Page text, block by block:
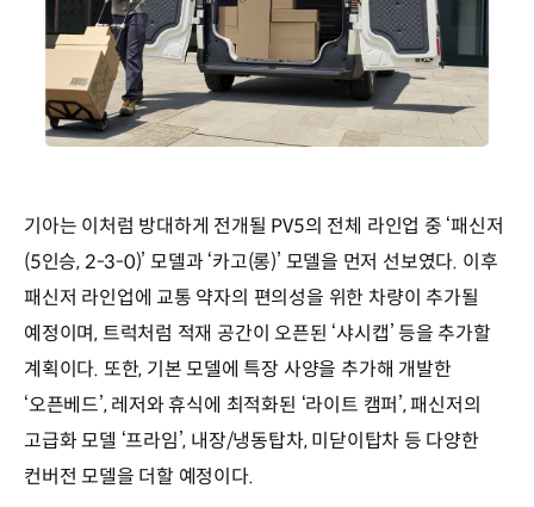
기아는 이처럼 방대하게 전개될 PV5의 전체 라인업 중 ‘패신저
(5인승, 2-3-0)’ 모델과 ‘카고(롱)’ 모델을 먼저 선보였다. 이후
패신저 라인업에 교통 약자의 편의성을 위한 차량이 추가될
예정이며, 트럭처럼 적재 공간이 오픈된 ‘샤시캡’ 등을 추가할
계획이다. 또한, 기본 모델에 특장 사양을 추가해 개발한
‘오픈베드’, 레저와 휴식에 최적화된 ‘라이트 캠퍼’, 패신저의
고급화 모델 ‘프라임’, 내장/냉동탑차, 미닫이탑차 등 다양한
컨버전 모델을 더할 예정이다.